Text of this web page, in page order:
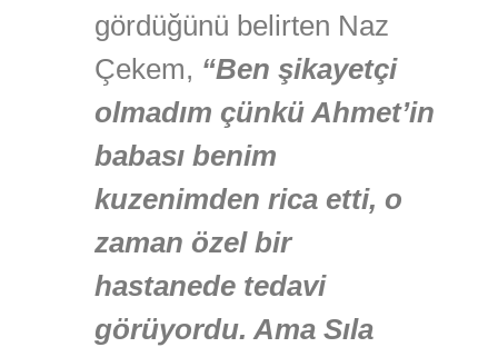
gördüğünü belirten Naz
Çekem, “Ben şikayetçi
olmadım çünkü Ahmet’in
babası benim
kuzenimden rica etti, o
zaman özel bir
hastanede tedavi
görüyordu. Ama Sıla